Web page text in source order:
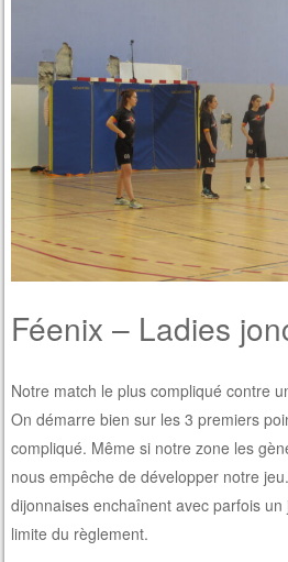
Féenix – Ladies
Notre match le plus compliqué contre
On démarre bien sur les 3 premiers
compliqué. Même si notre zone les
nous empêche de développer notre
dijonnaises enchaînent avec parfois
limite du règlement.